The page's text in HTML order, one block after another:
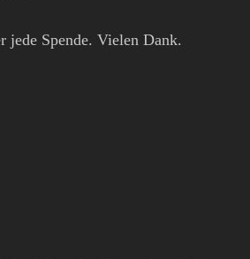
jede Spende. Vielen Dank.